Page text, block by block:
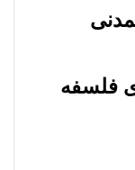
۶ راهنمای فلسفه